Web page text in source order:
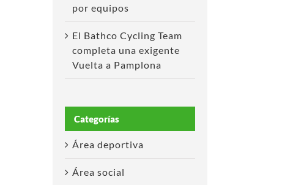
por equipos
El Bathco Cycling Team
completa una exigente
Vuelta a Pamplona
Categorías
Área deportiva
Área social